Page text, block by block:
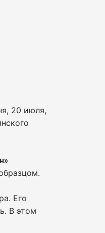
20 июля,
Его
В этом